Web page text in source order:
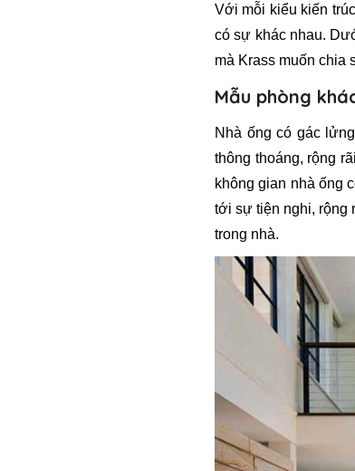
Với mỗi kiểu kiến
có sự khác nhau.
mà Krass muốn chia
Mẫu phòng
Nhà ống có gác
thông thoáng, rộng
không gian nhà ống
tới sự tiện nghi, rộng
trong nhà.